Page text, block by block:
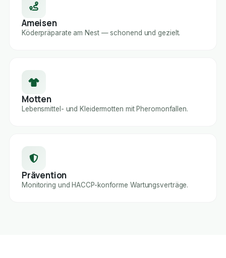
Ameisen
Köderpräparate am Nest — schonend und gezielt.
Motten
Lebensmittel- und Kleidermotten mit Pheromonfallen.
Prävention
Monitoring und HACCP-konforme Wartungsverträge.